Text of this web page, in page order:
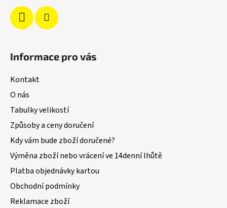
Informace pro vás
Kontakt
O nás
Tabulky velikostí
Způsoby a ceny doručení
Kdy vám bude zboží doručené?
Výměna zboží nebo vrácení ve 14denní lhůtě
Platba objednávky kartou
Obchodní podmínky
Reklamace zboží